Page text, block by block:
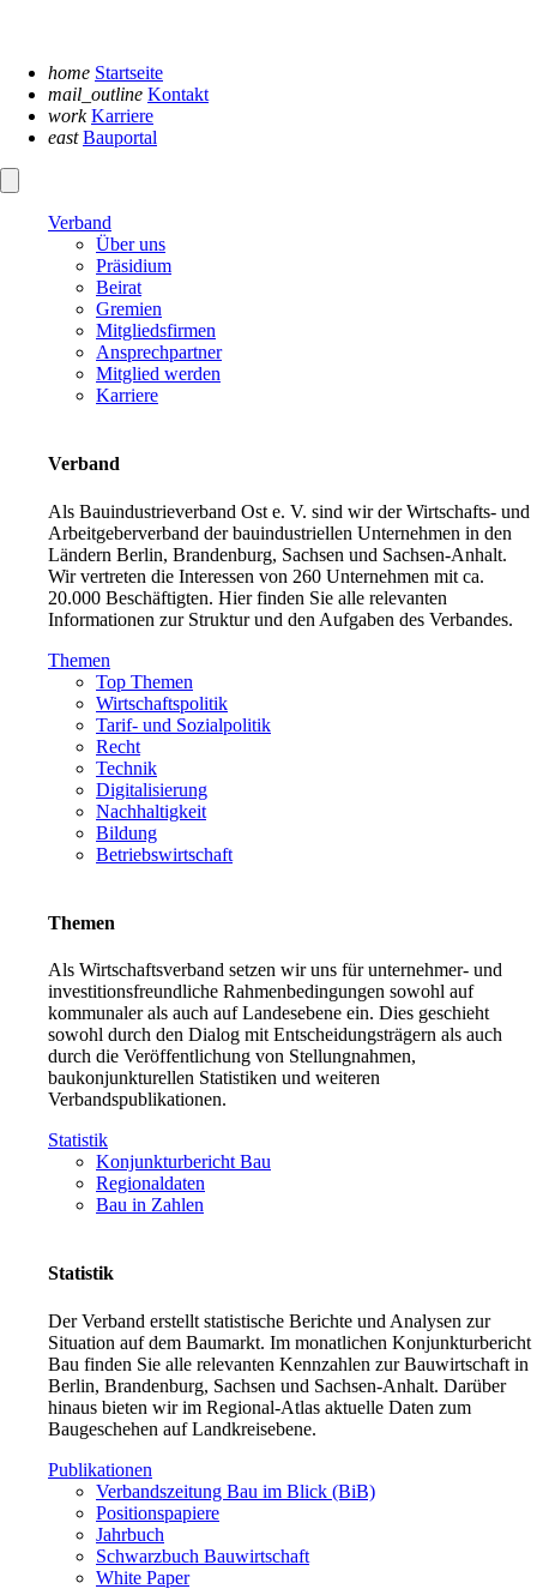
home Startseite
mail_outline Kontakt
work Karriere
east Bauportal
Verband
Über uns
Präsidium
Beirat
Gremien
Mitgliedsfirmen
Ansprechpartner
Mitglied werden
Karriere
Verband
Als Bauindustrieverband Ost e. V. sind wir der Wirtschafts- und
Arbeitgeberverband der bauindustriellen Unternehmen in den
Ländern Berlin, Brandenburg, Sachsen und Sachsen-Anhalt.
Wir vertreten die Interessen von 260 Unternehmen mit ca.
20.000 Beschäftigten. Hier finden Sie alle relevanten
Informationen zur Struktur und den Aufgaben des Verbandes.
Themen
Top Themen
Wirtschaftspolitik
Tarif- und Sozialpolitik
Recht
Technik
Digitalisierung
Nachhaltigkeit
Bildung
Betriebswirtschaft
Themen
Als Wirtschaftsverband setzen wir uns für unternehmer- und
investitionsfreundliche Rahmenbedingungen sowohl auf
kommunaler als auch auf Landesebene ein. Dies geschieht
sowohl durch den Dialog mit Entscheidungsträgern als auch
durch die Veröffentlichung von Stellungnahmen,
baukonjunkturellen Statistiken und weiteren
Verbandspublikationen.
Statistik
Konjunkturbericht Bau
Regionaldaten
Bau in Zahlen
Statistik
Der Verband erstellt statistische Berichte und Analysen zur
Situation auf dem Baumarkt. Im monatlichen Konjunkturbericht
Bau finden Sie alle relevanten Kennzahlen zur Bauwirtschaft in
Berlin, Brandenburg, Sachsen und Sachsen-Anhalt. Darüber
hinaus bieten wir im Regional-Atlas aktuelle Daten zum
Baugeschehen auf Landkreisebene.
Publikationen
Verbandszeitung Bau im Blick (BiB)
Positionspapiere
Jahrbuch
Schwarzbuch Bauwirtschaft
White Paper